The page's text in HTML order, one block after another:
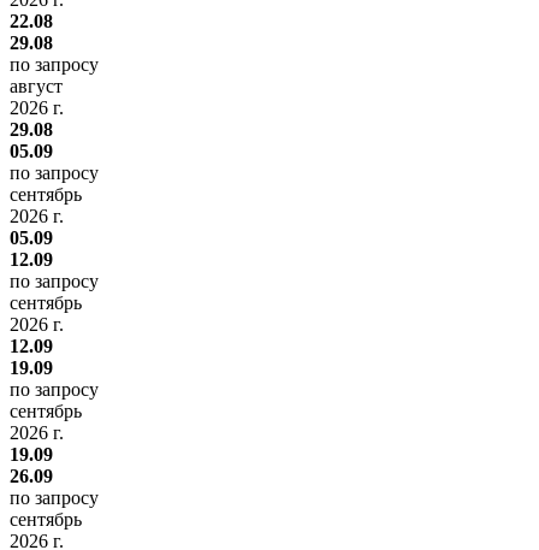
22.08
29.08
по запросу
август
2026 г.
29.08
05.09
по запросу
сентябрь
2026 г.
05.09
12.09
по запросу
сентябрь
2026 г.
12.09
19.09
по запросу
сентябрь
2026 г.
19.09
26.09
по запросу
сентябрь
2026 г.